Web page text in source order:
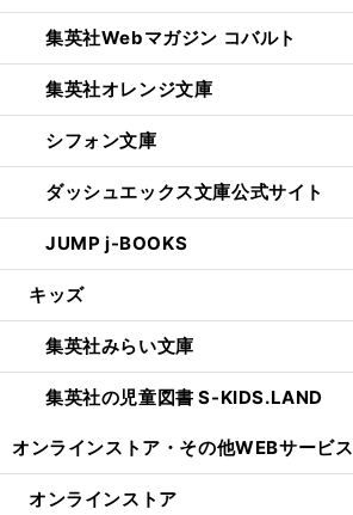
集英社Webマガジン コバルト
集英社オレンジ文庫
シフォン文庫
ダッシュエックス文庫公式サイト
JUMP j-BOOKS
キッズ
集英社みらい文庫
集英社の児童図書 S-KIDS.LAND
オンラインストア・ その他WEBサービス
オンラインストア